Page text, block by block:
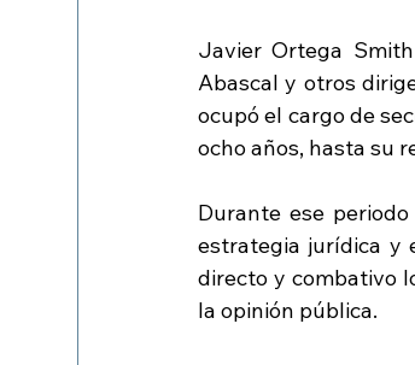
Javier Ortega
Abascal y otros
ocupó el cargo de
ocho años, hasta su
Durante ese
estrategia jurídica y
directo y combativo
la opinión pública.